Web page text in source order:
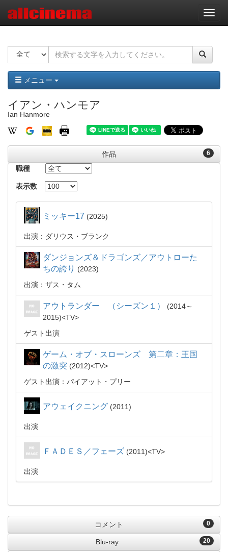
ナ
ビ
ー
ョ
ン
メニュー
イアン・ハンモア
Ian Hanmore
6
作品
職種
表示数
ミッキー17 2025
出演：ダリウス・ブランク
ダンジョンズ＆ドラゴンズ／アウトローた
ちの誇り
2023
出演：ザス・タム
アウトランダー （シーズン１）
2014～
2015
TV
ゲスト出演
ゲーム・オブ・スローンズ 第二章：王国
の激突
2012
TV
ゲスト出演：パイアット・プリー
アウェイクニング 2011
出演
ＦＡＤＥＳ／フェーズ 2011 TV
出演
0
コメント
20
Blu-ray